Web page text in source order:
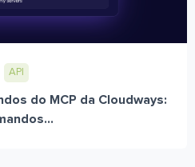
API
do MCP da Cloudways: